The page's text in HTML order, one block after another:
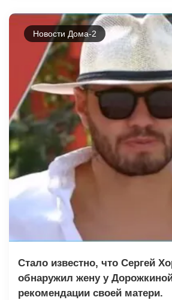
Новости Дома-2
Стало известно, что Сергей
обнаружил жену у
рекомендации своей матери.